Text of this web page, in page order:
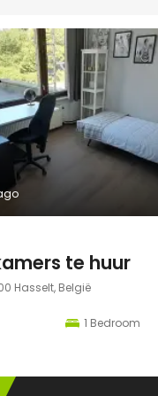
te huur
Hasselt, België
1 Bedroom